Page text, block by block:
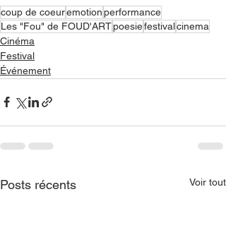
coup de coeuremotionperformance
Les "Fou" de FOUD'ARTpoesiefestivalcinema
Cinéma
Festival
Événement
Posts récents Voir tout